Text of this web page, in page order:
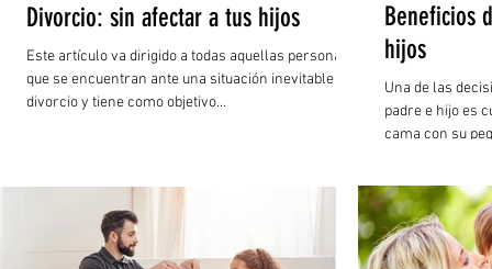
Divorcio: sin afectar a tus hijos
Este artículo va dirigido a todas aquellas personas
que se encuentran ante una situación inevitable de
divorcio y tiene como objetivo...
Beneficios
hijos
Una de las
padre e hijo es
cama con su